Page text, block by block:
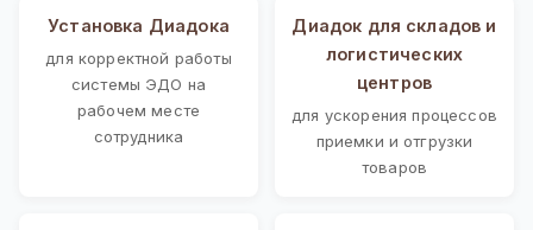
Установка Диадока
для корректной работы
системы ЭДО на
рабочем месте
сотрудника
Диадок для складов и
логистических
центров
для ускорения процессов
приемки и отгрузки
товаров